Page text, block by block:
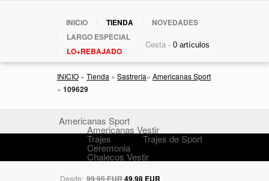
INICIO TIENDA
NOVEDADES
LARGO ESPECIAL
LO+REBAJADO
Cesta -
INICIO » Tienda » Sastrería» Americanas Sport
» 109629
Americanas Sport
Americanas Vestir
Trajes Trajes de Sport
Ceremonia
Chalecos Vestir
Desde: 99,95 EUR49,98 EUR